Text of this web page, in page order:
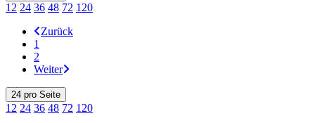
12 24 36 48 72 120
Zurück
1
2
Weiter
24 pro Seite
12 24 36 48 72 120